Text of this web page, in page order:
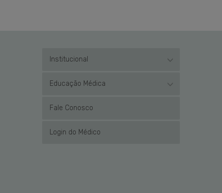
Institucional
Educação Médica
Fale Conosco
Login do Médico